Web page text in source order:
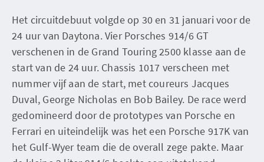
Het circuitdebuut volgde op 30 en 31 januari voor de
24 uur van Daytona. Vier Porsches 914/6 GT
verschenen in de Grand Touring 2500 klasse aan de
start van de 24 uur. Chassis 1017 verscheen met
nummer vijf aan de start, met coureurs Jacques
Duval, George Nicholas en Bob Bailey. De race werd
gedomineerd door de prototypes van Porsche en
Ferrari en uiteindelijk was het een Porsche 917K van
het Gulf-Wyer team die de overall zege pakte. Maar